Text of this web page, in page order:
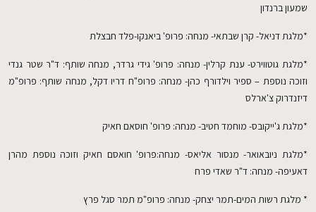
שמעון ברנדון
*מלגת דניאל- קרן שבתאי- מנחה: פרופ' ביאנקו-פלד חבצלת
*מלגת גוטווירט- ענת קרלין- מנחה: פרופ' גידי גרדר, מנחה שותף: ד"ר שטר גנדי
וזוכה נוספת – ספיר וילדורף כהן- מנחה: פרופ"ח דריו דקל, מנחה שותף: פרופ"מ
דיזנדרוק צ'ארלס
*מלגת ג'ייקובס- מוחמד חטיב- מנחה: פרופ' חוסאם חאיק
*מלגת ניובאואר- מנסור אליאס- מנחה:פרופ' חואסם חאיק וזוכה נוספת מהרן
דאעיפה- מנחה: ד"ר שאדי פרח
* מלגת רשות המים-תמר יצחק- מנחה: פרופ"מ תמר סגל פרץ